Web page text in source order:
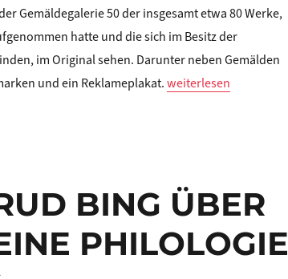
Gemäldegalerie 50 der insgesamt etwa 80 Werke,
hatte und die sich im Besitz der
im Original sehen. Darunter neben Gemälden
und ein Reklameplakat.„Barbara Picht: ABY
weiterlesen
BING ÜBER
PHILOLOGIE